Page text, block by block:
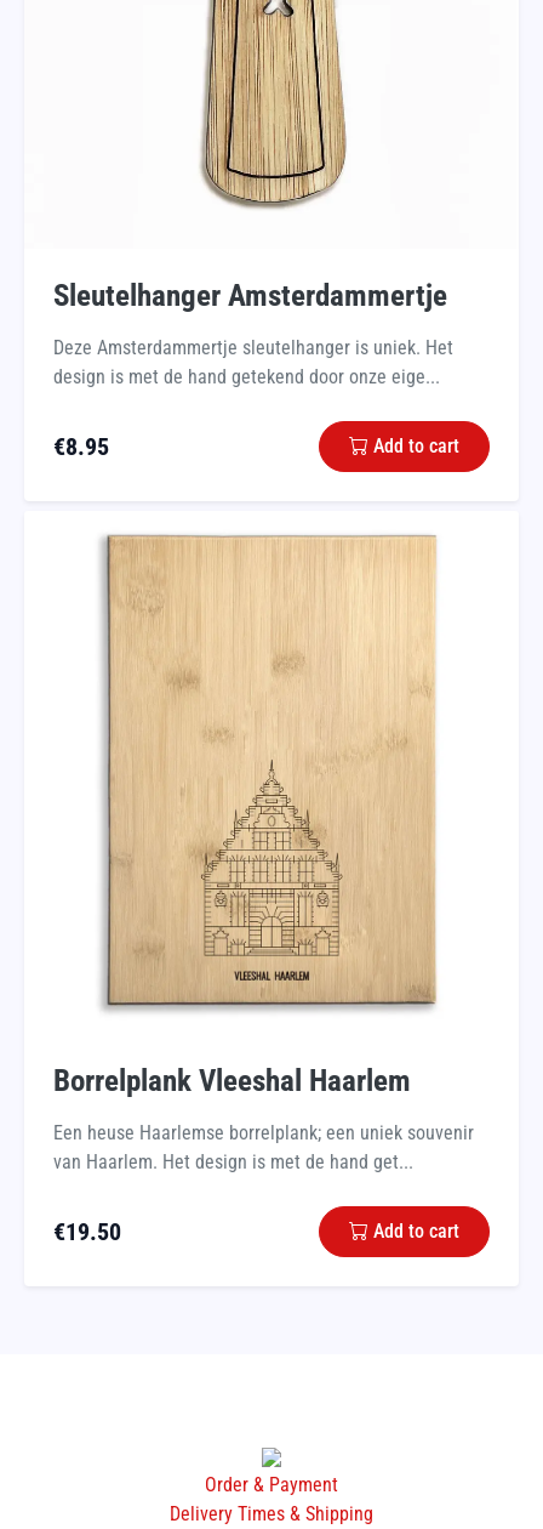
Sleutelhanger Amsterdammertje
Deze Amsterdammertje sleutelhanger is uniek. Het
design is met de hand getekend door onze eige...
€8.95 Add to cart
Borrelplank Vleeshal Haarlem
Een heuse Haarlemse borrelplank; een uniek souvenir
van Haarlem. Het design is met de hand get...
€19.50 Add to cart
Order & Payment
Delivery Times & Shipping